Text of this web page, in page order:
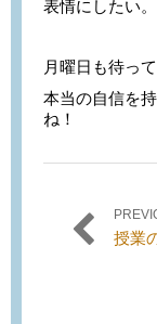
表情にしたい。
月曜日も待っ
本当の自信を
ね！
投稿
授業